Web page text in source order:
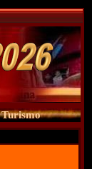
Turismo